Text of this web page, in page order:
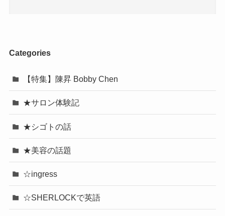
Categories
【特集】陳昇 Bobby Chen
★サロン体験記
★シゴトの話
★美容の話題
☆ingress
☆SHERLOCKで英語